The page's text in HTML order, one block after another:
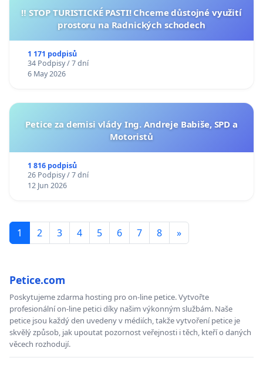
‼️ STOP TURISTICKÉ PASTI! Chceme důstojné využití
prostoru na Radnických schodech
1 171 podpisů
34 Podpisy / 7 dní
6 May 2026
Petice za demisi vlády Ing. Andreje Babiše, SPD a
Motoristů
1 816 podpisů
26 Podpisy / 7 dní
12 Jun 2026
1 2 3 4 5 6 7 8 »
Petice.com
Poskytujeme zdarma hosting pro on-line petice. Vytvořte
profesionální on-line petici díky našim výkonným službám. Naše
petice jsou každý den uvedeny v médiích, takže vytvoření petice je
skvělý způsob, jak upoutat pozornost veřejnosti i těch, kteří o daných
věcech rozhodují.